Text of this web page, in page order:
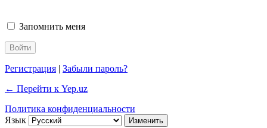
Запомнить меня
Регистрация | Забыли пароль?
← Перейти к Yep.uz
Политика конфиденциальности
Язык